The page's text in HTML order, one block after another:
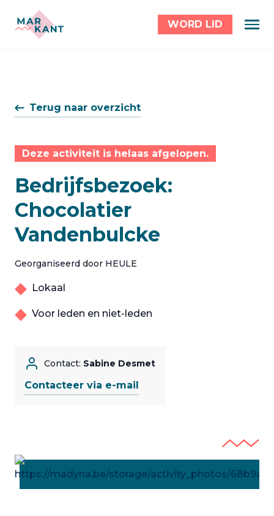
WORD LID
Terug naar overzicht
Deze activiteit is helaas afgelopen.
Bedrijfsbezoek:
Chocolatier
Vandenbulcke
Georganiseerd door HEULE
Lokaal
Voor leden en niet-leden
Contact: Sabine Desmet
Contacteer via e-mail